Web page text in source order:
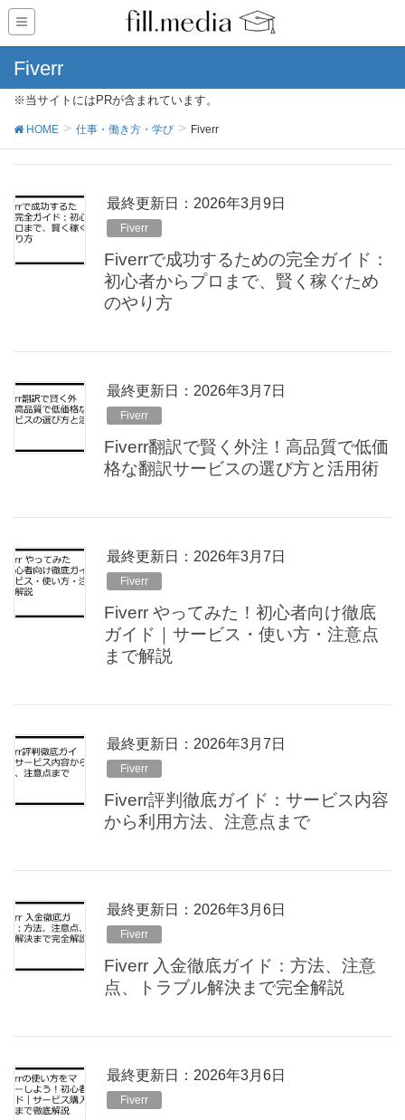
Fiverr
※当サイトにはPRが含まれています。
HOME 仕事・働き方・学び Fiverr
最終更新日：2026年3月9日
Fiverr
Fiverrで成功するための完全ガイド：
初心者からプロまで、賢く稼ぐため
のやり方
最終更新日：2026年3月7日
Fiverr
Fiverr翻訳で賢く外注！高品質で低価
格な翻訳サービスの選び方と活用術
最終更新日：2026年3月7日
Fiverr
Fiverr やってみた！初心者向け徹底
ガイド｜サービス・使い方・注意点
まで解説
最終更新日：2026年3月7日
Fiverr
Fiverr評判徹底ガイド：サービス内容
から利用方法、注意点まで
最終更新日：2026年3月6日
Fiverr
Fiverr 入金徹底ガイド：方法、注意
点、トラブル解決まで完全解説
最終更新日：2026年3月6日
Fiverr